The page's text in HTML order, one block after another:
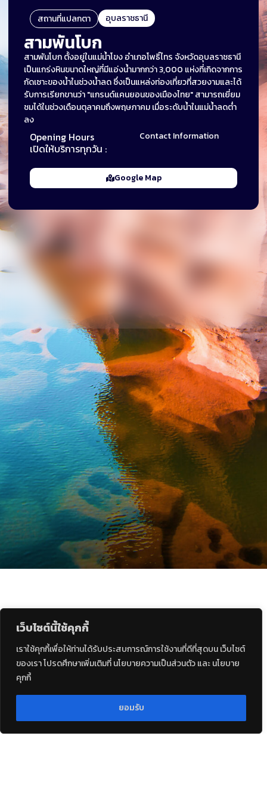
เว็บไซต์นี้ใช้คุกกี้
เราใช้คุกกี้เพื่อให้ท่านได้รับประสบการณ์การใช้งานที่ดีที่สุดบน เว็บไซต์
ของเรา โปรดศึกษาเพิ่มเติมที่ นโยบายความเป็นส่วนตัว และ นโยบาย
คุกกี้
ยอมรับ
สถานที่แปลกตา อุบลราชธานี
สามพันโบก
สามพันโบก ตั้งอยู่ในแม่น้ำโขง อำเภอโพธิ์ไทร จังหวัดอุบลราชธานี
เป็นแกร่งหินขนาดใหญ่ที่มีแอ่งน้ำมากกว่า 3,000 แห่งที่เกิดจากการ
กัดเซาะของน้ำในช่วงน้ำลด ซึ่งเป็นแหล่งท่องเที่ยวที่สวยงามและได้
รับการเรียกขานว่า "แกรนด์แคนยอนของเมืองไทย" สามารถเยี่ยม
ชมได้ในช่วงเดือนตุลาคมถึงพฤษภาคม เมื่อระดับน้ำในแม่น้ำลดต่ำ
ลง
Opening Hours
เปิดให้บริการทุกวัน :
Contact Information
Google Map